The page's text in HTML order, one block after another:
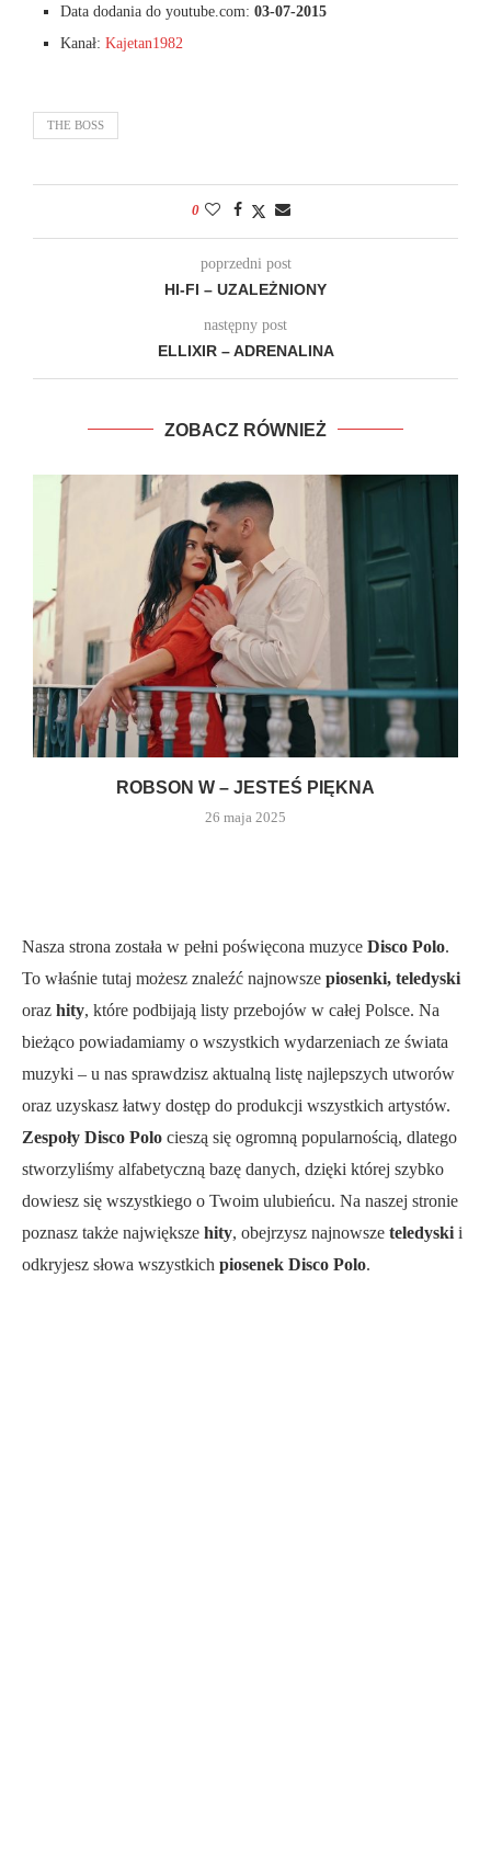
Data dodania do youtube.com: 03-07-2015
Kanał: Kajetan1982
THE BOSS
0
poprzedni post
HI-FI – UZALEŻNIONY
następny post
ELLIXIR – ADRENALINA
ZOBACZ RÓWNIEŻ
ROBSON W – JESTEŚ PIĘKNA
26 maja 2025
Nasza strona została w pełni poświęcona muzyce Disco Polo.
To właśnie tutaj możesz znaleźć najnowsze piosenki, teledyski
oraz hity, które podbijają listy przebojów w całej Polsce. Na
bieżąco powiadamiamy o wszystkich wydarzeniach ze świata
muzyki – u nas sprawdzisz aktualną listę najlepszych utworów
oraz uzyskasz łatwy dostęp do produkcji wszystkich artystów.
Zespoły Disco Polo cieszą się ogromną popularnością, dlatego
stworzyliśmy alfabetyczną bazę danych, dzięki której szybko
dowiesz się wszystkiego o Twoim ulubieńcu. Na naszej stronie
poznasz także największe hity, obejrzysz najnowsze teledyskii
odkryjesz słowa wszystkich piosenek Disco Polo.